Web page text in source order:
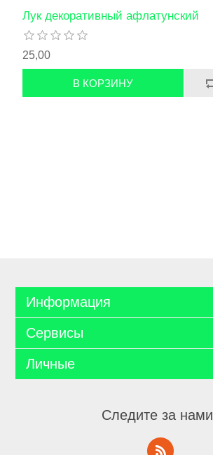
Лук декоративный афлатунский
25,00
Информация
Сервисы
Личные
Следите за нами